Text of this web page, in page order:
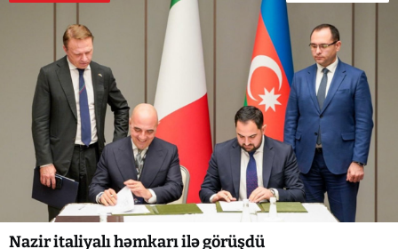
Nazir italiyalı həmkarı ilə görüşdü